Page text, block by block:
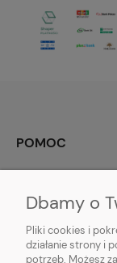
POMOC
PŁATNOŚCI I
Dbamy o
Pliki cookies i
działanie strony i
potrzeb. Możesz